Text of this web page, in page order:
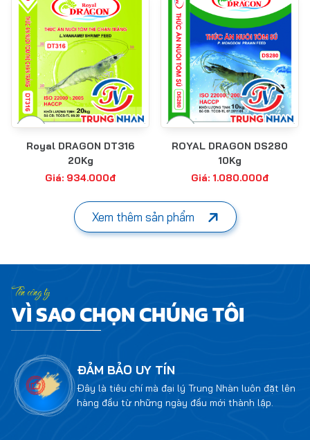
Royal DRAGON DT316
20Kg
Giá: 934.000đ
ROYAL DRAGON DS280
10Kg
Giá: 1.080.000đ
Xem thêm sản phẩm
Tên công ty
VÌ SAO CHỌN CHÚNG TÔI
ĐẢM BẢO UY TÍN
Đây là tiêu chí mà đại lý Trung Nhàn luôn đặt lên
hàng đầu từ những ngày đầu mới thành lập.